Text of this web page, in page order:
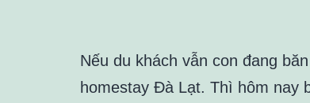
Nếu du khách vẫn con đang
homestay Đà Lạt. Thì hôm nay